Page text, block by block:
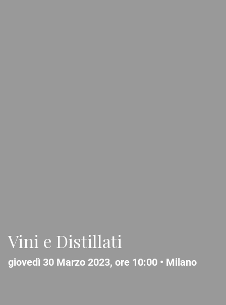
Vini e Distillati
giovedì 30 Marzo 2023, ore 10:00 • Milano